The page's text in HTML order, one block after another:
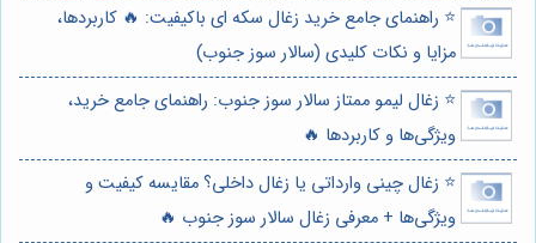
⭐️ راهنمای جامع خرید زغال سکه ای باکیفیت: 🔥 کاربردها،
مزایا و نکات کلیدی (سالار سوز جنوب)
⭐️ زغال لیمو ممتاز سالار سوز جنوب: راهنمای جامع خرید،
ویژگی‌ها و کاربردها 🔥
⭐️ زغال چینی وارداتی یا زغال داخلی؟ مقایسه کیفیت و
ویژگی‌ها + معرفی زغال سالار سوز جنوب 🔥